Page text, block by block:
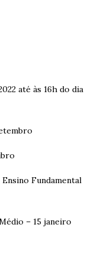
até às 16h do dia
Fundamental
– 15 janeiro